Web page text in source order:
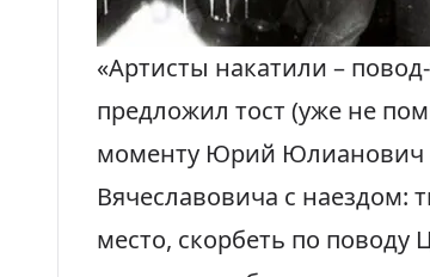
«Артисты накатили –
предложил тост (уже не
моменту Юрий Юлианович
Вячеславовича с
место, скорбеть по